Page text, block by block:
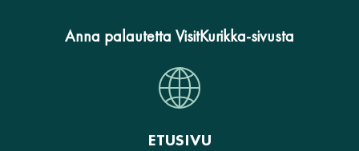
Anna palautetta VisitKurikka-sivusta
ETUSIVU